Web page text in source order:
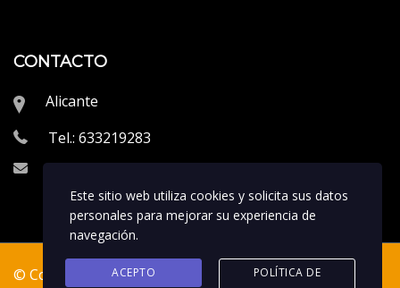
CONTACTO
Alicante
Tel.: 633219283
info@proeliteperformance.com
© Copyrigth 2023. Creado por Vitamweb|Política de
Este sitio web utiliza cookies y solicita sus datos
personales para mejorar su experiencia de
navegación.
ACEPTO
POLÍTICA DE